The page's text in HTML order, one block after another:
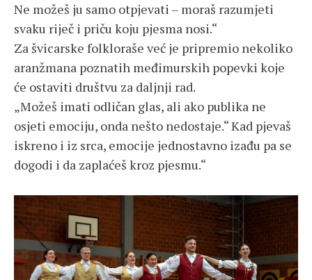
Ne možeš ju samo otpjevati – moraš razumjeti
svaku riječ i priču koju pjesma nosi.“
Za švicarske folkloraše već je pripremio nekoliko
aranžmana poznatih međimurskih popevki koje
će ostaviti društvu za daljnji rad.
„Možeš imati odličan glas, ali ako publika ne
osjeti emociju, onda nešto nedostaje.“ Kad pjevaš
iskreno i iz srca, emocije jednostavno izađu pa se
dogodi i da zaplaćeš kroz pjesmu.“